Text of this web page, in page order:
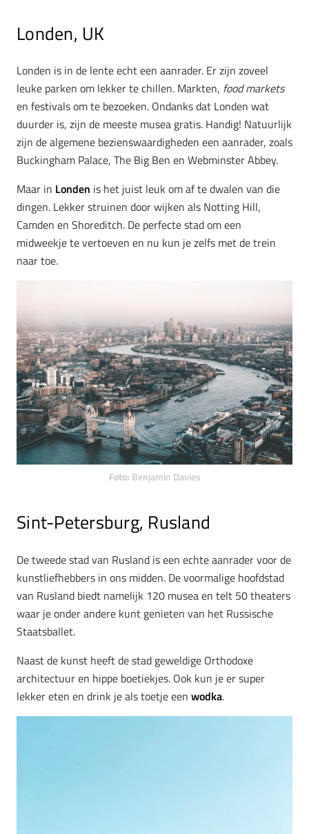
Londen, UK
Londen is in de lente echt een aanrader. Er zijn zoveel
leuke parken om lekker te chillen. Markten, food markets
en festivals om te bezoeken. Ondanks dat Londen wat
duurder is, zijn de meeste musea gratis. Handig! Natuurlijk
zijn de algemene bezienswaardigheden een aanrader, zoals
Buckingham Palace, The Big Ben en Webminster Abbey.
Maar in Londen is het juist leuk om af te dwalen van die
dingen. Lekker struinen door wijken als Notting Hill,
Camden en Shoreditch. De perfecte stad om een
midweekje te vertoeven en nu kun je zelfs met de trein
naar toe.
Foto: Benjamin Davies
Sint-Petersburg, Rusland
De tweede stad van Rusland is een echte aanrader voor de
kunstliefhebbers in ons midden. De voormalige hoofdstad
van Rusland biedt namelijk 120 musea en telt 50 theaters
waar je onder andere kunt genieten van het Russische
Staatsballet.
Naast de kunst heeft de stad geweldige Orthodoxe
architectuur en hippe boetiekjes. Ook kun je er super
lekker eten en drink je als toetje een wodka.